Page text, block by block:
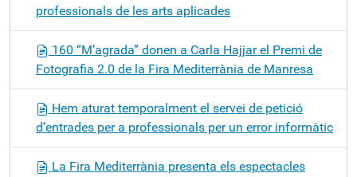
professionals de les arts aplicades
160 “M’agrada” donen a Carla Hajjar el Premi de
Fotografia 2.0 de la Fira Mediterrània de Manresa
Hem aturat temporalment el servei de petició
d’entrades per a professionals per un error informàtic
La Fira Mediterrània presenta els espectacles